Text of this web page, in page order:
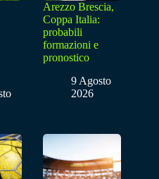
Arezzo Brescia,
Coppa Italia:
probabili
formazioni e
pronostico
9 Agosto
2026